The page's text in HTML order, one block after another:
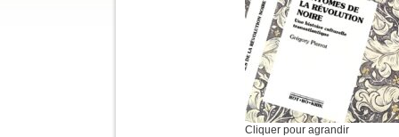
Cliquer pour agrandir